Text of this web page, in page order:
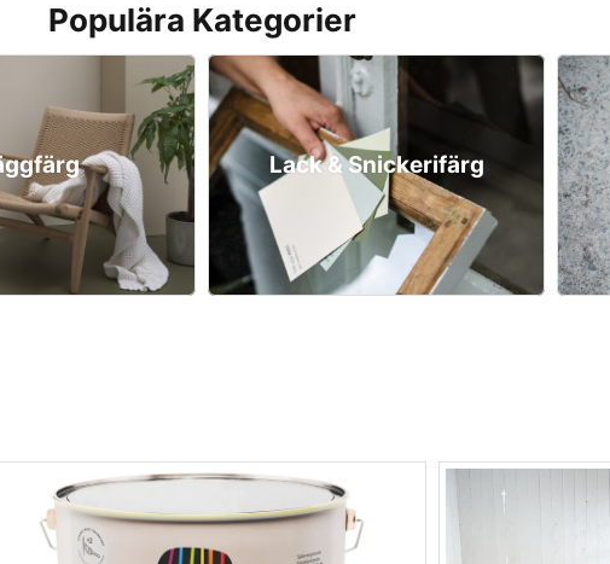
Populära Kategorier
Lack & Snickerifärg